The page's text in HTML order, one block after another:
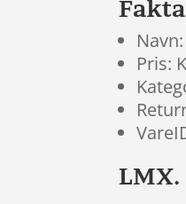
Pris: